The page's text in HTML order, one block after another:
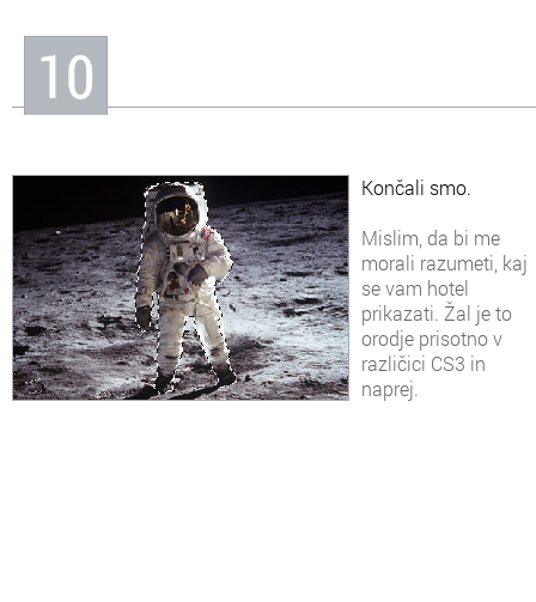
10
Končali smo.
Mislim, da bi me
morali razumeti, kaj
se vam hotel
prikazati. Žal je to
orodje prisotno v
različici CS3 in
naprej.